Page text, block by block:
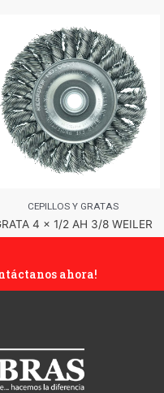
CEPILLOS Y GRATAS
4 x 1/2 AH 3/8 WEILER
ahora!